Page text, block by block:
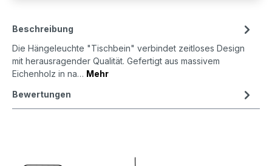
Beschreibung
Die Hängeleuchte "Tischbein" verbindet zeitloses Design
mit herausragender Qualität. Gefertigt aus massivem
Eichenholz in na… Mehr
Bewertungen